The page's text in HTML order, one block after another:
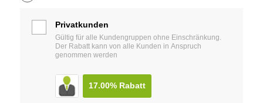
Privatkunden
Gültig für alle Kundengruppen ohne Einschränkung.
Der Rabatt kann von alle Kunden in Anspruch
genommen werden
17.00%Rabatt